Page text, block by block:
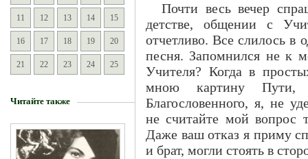
11 12 13 14 15
16 17 18 19 20
21 22 23 24 25
Читайте также
Почти весь вечер
детстве, общении с
отчетливо. Все слилось в
песня. Запомнился не к
Учителя? Когда в
мною картину Пути,
Благословенного, я, не
не считайте мой
Даже ваш отказ я приму
и брат, могли стоять в